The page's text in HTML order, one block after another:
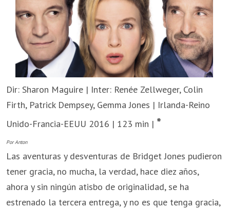
Dir: Sharon Maguire | Inter: Renée Zellweger, Colin
Firth, Patrick Dempsey, Gemma Jones | Irlanda-Reino
Unido-Francia-EEUU 2016 | 123 min | *
Por Anton
Las aventuras y desventuras de Bridget Jones pudieron
tener gracia, no mucha, la verdad, hace diez años,
ahora y sin ningún atisbo de originalidad, se ha
estrenado la tercera entrega, y no es que tenga gracia,